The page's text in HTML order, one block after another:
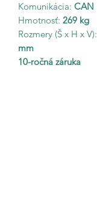
Komunikácia: CAN
Hmotnosť: 269 kg
Rozmery (Š x H x V):
mm
10-ročná záruka